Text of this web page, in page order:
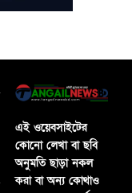
এই ওয়েবসাইটের
কোনো লেখা বা ছবি
অনুমতি ছাড়া নকল
করা বা অন্য কোথাও